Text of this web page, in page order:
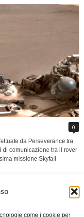
come i cookie per
0
da Perseverance tra
di comunicazione tra il rover
missione Skyfall